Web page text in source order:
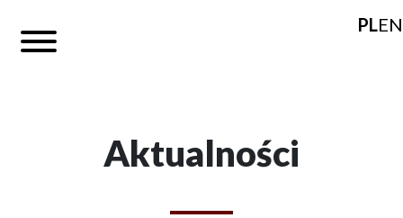
PLEN
Aktualności